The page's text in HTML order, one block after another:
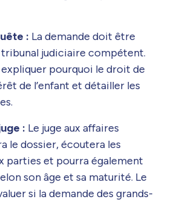
: La demande doit être
tribunal judiciaire compétent.
pourquoi le droit de
de l’enfant et détailler les
: Le juge aux affaires
le dossier, écoutera les
parties et pourra également
son âge et sa maturité. Le
si la demande des grands-